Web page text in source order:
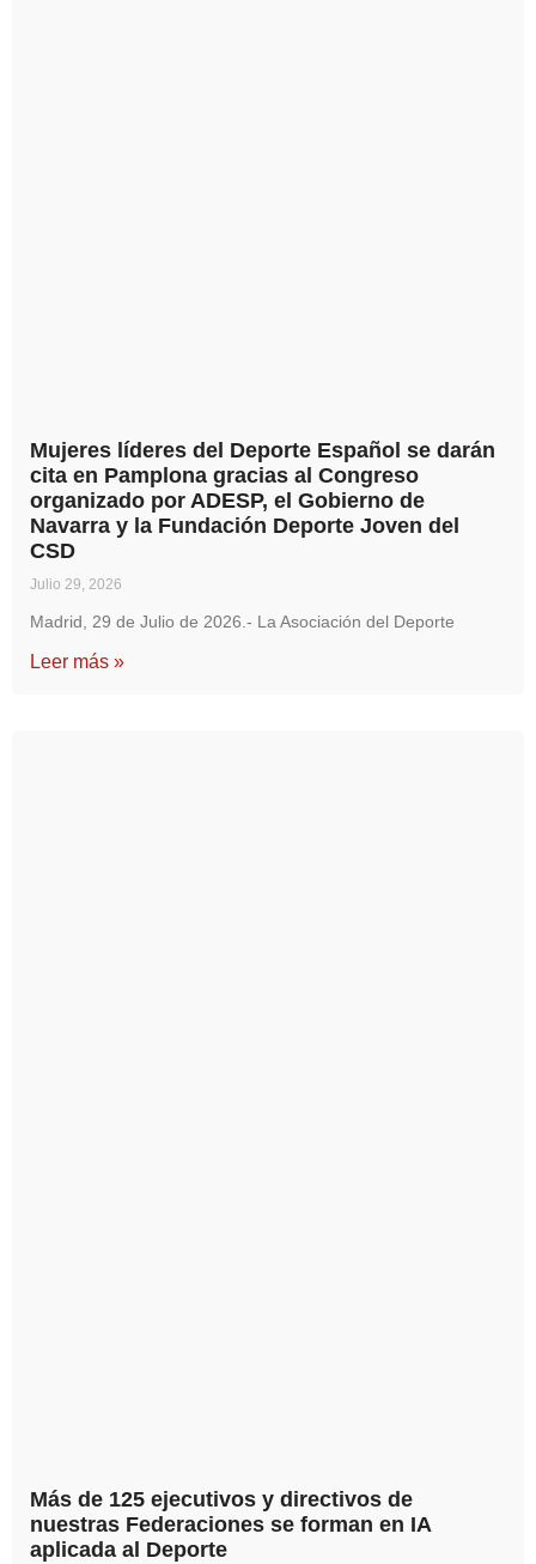
Mujeres líderes del Deporte Español se darán
cita en Pamplona gracias al Congreso
organizado por ADESP, el Gobierno de
Navarra y la Fundación Deporte Joven del
CSD
Julio 29, 2026
Madrid, 29 de Julio de 2026.- La Asociación del Deporte
Leer más »
Más de 125 ejecutivos y directivos de
nuestras Federaciones se forman en IA
aplicada al Deporte